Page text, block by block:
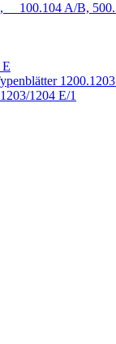
100.104 A/B,
1204 E/1